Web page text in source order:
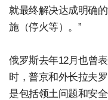
就最终解决达成明确
施（停火等）。”
俄罗斯去年12月也曾
时，普京和外长拉夫
是包括领土问题和安